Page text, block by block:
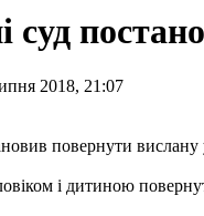
суд
2018, 21:07
і дитиною